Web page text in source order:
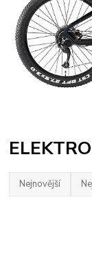
Nejnovější